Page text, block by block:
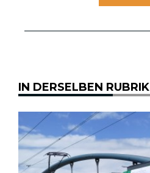
IN DERSELBEN RUBRIK